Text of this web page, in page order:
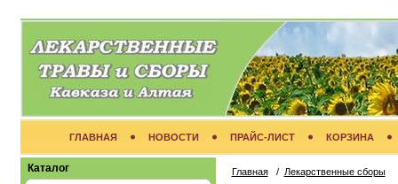
ГЛАВНАЯ НОВОСТИ ПРАЙС-ЛИСТ КОРЗИНА
Каталог Главная/ Лекарственные сборы